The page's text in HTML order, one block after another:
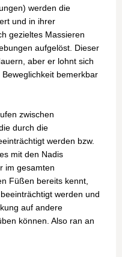
werden die
und in ihrer
gezieltes Massieren
aufgelöst. Dieser
aber er lohnt sich
bemerkbar
zwischen
durch die
werden bzw.
mit den Nadis
im gesamten
Füßen bereits kennt,
werden und
auf andere
können. Also ran an